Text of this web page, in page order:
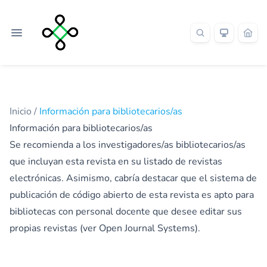
Inicio / Información para bibliotecarios/as
Información para bibliotecarios/as
Se recomienda a los investigadores/as bibliotecarios/as
que incluyan esta revista en su listado de revistas
electrónicas. Asimismo, cabría destacar que el sistema de
publicación de código abierto de esta revista es apto para
bibliotecas con personal docente que desee editar sus
propias revistas (ver Open Journal Systems).